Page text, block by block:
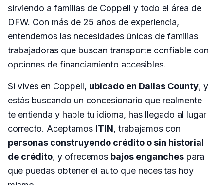
sirviendo a familias de Coppell y todo el área de
DFW. Con más de 25 años de experiencia,
entendemos las necesidades únicas de familias
trabajadoras que buscan transporte confiable con
opciones de financiamiento accesibles.
Si vives en Coppell, ubicado en Dallas County, y
estás buscando un concesionario que realmente
te entienda y hable tu idioma, has llegado al lugar
correcto. Aceptamos ITIN, trabajamos con
personas construyendo crédito o sin historial
de crédito, y ofrecemos bajos enganches para
que puedas obtener el auto que necesitas hoy